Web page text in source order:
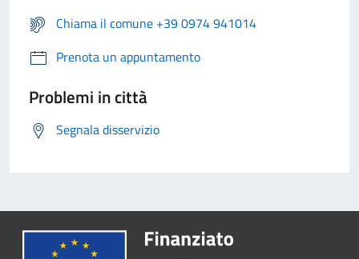
Chiama il comune +39 0974 941014
Prenota un appuntamento
Problemi in città
Segnala disservizio